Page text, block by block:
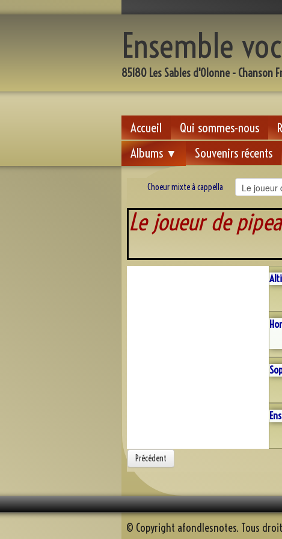
Ensemble
85180 Les Sables d'Olonne - Chanson
Accueil Qui sommes-nous
Albums ▼ Souvenirs récents
Choeur mixte à cappella
Le
Alti
Précédent
© Copyright afondlesnotes. Tous